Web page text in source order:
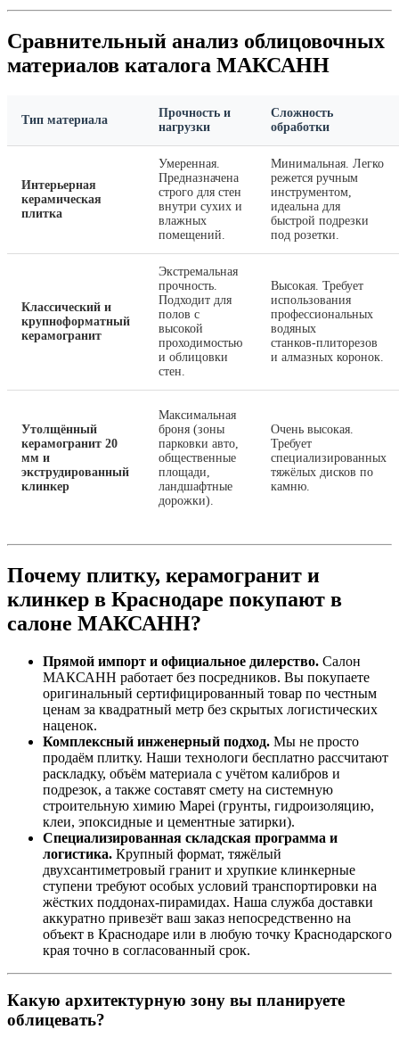
Сравнительный анализ облицовочных
материалов каталога МАКСАНН
Тип материала
Прочность и
нагрузки
Сложность
обработки
Интерьерная
керамическая
плитка
Умеренная.
Предназначена
строго для стен
внутри сухих и
влажных
помещений.
Минимальная. Легко
режется ручным
инструментом,
идеальна для
быстрой подрезки
под розетки.
Классический и
крупноформатный
керамогранит
Экстремальная
прочность.
Подходит для
полов с
высокой
проходимостью
и облицовки
стен.
Высокая. Требует
использования
профессиональных
водяных
станков‑плиторезов
и алмазных коронок.
Утолщённый
керамогранит 20
мм и
экструдированный
клинкер
Максимальная
броня (зоны
парковки авто,
общественные
площади,
ландшафтные
дорожки).
Очень высокая.
Требует
специализированных
тяжёлых дисков по
камню.
Почему плитку, керамогранит и
клинкер в Краснодаре покупают в
салоне МАКСАНН?
Прямой импорт и официальное дилерство. Салон
МАКСАНН работает без посредников. Вы покупаете
оригинальный сертифицированный товар по честным
ценам за квадратный метр без скрытых логистических
наценок.
Комплексный инженерный подход. Мы не просто
продаём плитку. Наши технологи бесплатно рассчитают
раскладку, объём материала с учётом калибров и
подрезок, а также составят смету на системную
строительную химию Mapei (грунты, гидроизоляцию,
клеи, эпоксидные и цементные затирки).
Специализированная складская программа и
логистика. Крупный формат, тяжёлый
двухсантиметровый гранит и хрупкие клинкерные
ступени требуют особых условий транспортировки на
жёстких поддонах‑пирамидах. Наша служба доставки
аккуратно привезёт ваш заказ непосредственно на
объект в Краснодаре или в любую точку Краснодарского
края точно в согласованный срок.
Какую архитектурную зону вы планируете
облицевать?